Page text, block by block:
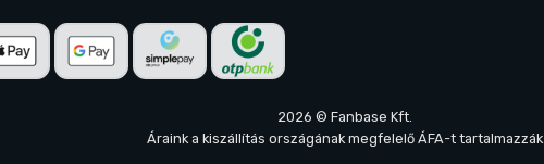
2026 © Fanbase Kft.
Áraink a kiszállítás országának megfelelő ÁFA-t tartalmazzák